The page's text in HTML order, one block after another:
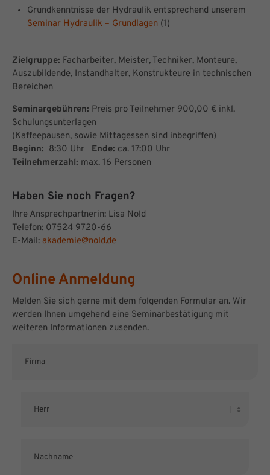
Grundkenntnisse der Hydraulik entsprechend unserem
Seminar Hydraulik – Grundlagen (1)
Zielgruppe: Facharbeiter, Meister, Techniker, Monteure,
Auszubildende, Instandhalter, Konstrukteure in technischen
Bereichen
Seminargebühren: Preis pro Teilnehmer 900,00 € inkl.
Schulungsunterlagen
(Kaffeepausen, sowie Mittagessen sind inbegriffen)
Beginn: 8:30 Uhr Ende: ca. 17:00 Uhr
Teilnehmerzahl: max. 16 Personen
Haben Sie noch Fragen?
Ihre Ansprechpartnerin: Lisa Nold
Telefon: 07524 9720-66
E-Mail: akademie@nold.de
Online Anmeldung
Melden Sie sich gerne mit dem folgenden Formular an. Wir
werden Ihnen umgehend eine Seminarbestätigung mit
weiteren Informationen zusenden.